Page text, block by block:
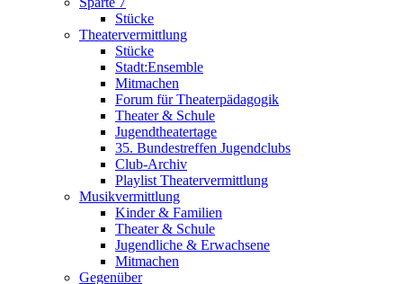
Stücke
Theatervermittlung
Stücke
Stadt:Ensemble
Mitmachen
Forum für Theaterpädagogik
Theater & Schule
Jugendtheatertage
35. Bundestreffen Jugendclubs
Club-Archiv
Playlist Theatervermittlung
Musikvermittlung
Kinder & Familien
Theater & Schule
Jugendliche & Erwachsene
Mitmachen
Gegenüber